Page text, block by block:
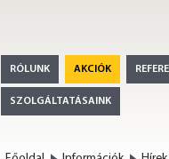
RÓLUNK AKCIÓK
SZOLGÁLTATÁSAINK